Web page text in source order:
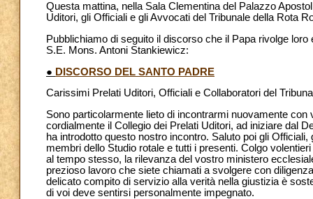
Questa mattina, nella Sala Clementina del Palazzo
Uditori, gli Officiali e gli Avvocati del Tribunale della Rota
Pubblichiamo di seguito il discorso che il Papa rivolge
S.E. Mons. Antoni Stankiewicz:
● DISCORSO DEL SANTO PADRE
Carissimi Prelati Uditori, Officiali e Collaboratori del
Sono particolarmente lieto di incontrarmi nuovamente con
cordialmente il Collegio dei Prelati Uditori, ad iniziare dal
ha introdotto questo nostro incontro. Saluto poi gli
membri dello Studio rotale e tutti i presenti. Colgo
al tempo stesso, la rilevanza del vostro ministero
prezioso lavoro che siete chiamati a svolgere con
delicato compito di servizio alla verità nella giustizia è
di voi deve sentirsi personalmente impegnato.